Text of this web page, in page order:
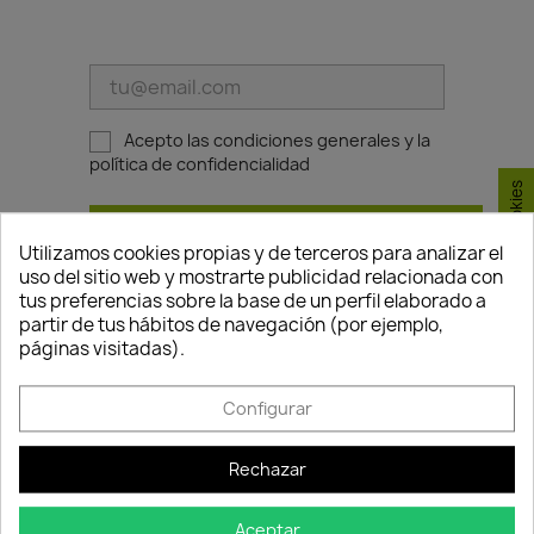
Acepto las condiciones generales y la
política de confidencialidad
TAMBIÉN PODRÍA INTERESARLE
FUERA DE STOCK favorite_border
Utilizamos cookies propias y de terceros para analizar el
uso del sitio web y mostrarte publicidad relacionada con
tus preferencias sobre la base de un perfil elaborado a
partir de tus hábitos de navegación (por ejemplo,
páginas visitadas).
Configurar
Rechazar
Consentimiento de cookies